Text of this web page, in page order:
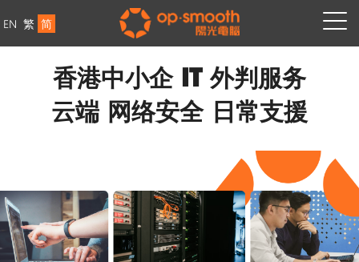
EN 繁 简
香港中小企 IT 外判服务
云端·网络安全·日常支援